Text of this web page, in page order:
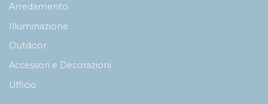
Arredamento
Illuminazione
Outdoor
Accessori e Decorazioni
Ufficio